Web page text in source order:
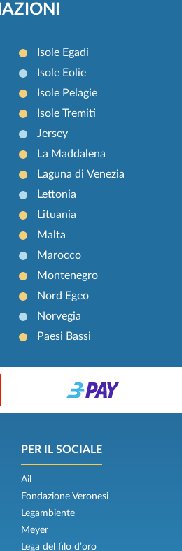
Isole Egadi
Isole Eolie
Isole Pelagie
Isole Tremiti
Jersey
La Maddalena
Laguna di Venezia
Lettonia
Lituania
Malta
Marocco
Montenegro
Nord Egeo
Norvegia
Paesi Bassi
PER IL SOCIALE
Ail
Fondazione Veronesi
Legambiente
Meyer
Lega del filo d’oro